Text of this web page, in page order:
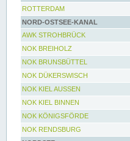
ROTTERDAM
NORD-OSTSEE-KANAL
AWK STROHBRÜCK
NOK BREIHOLZ
NOK BRUNSBÜTTEL
NOK DÜKERSWISCH
NOK KIEL AUSSEN
NOK KIEL BINNEN
NOK KÖNIGSFÖRDE
NOK RENDSBURG